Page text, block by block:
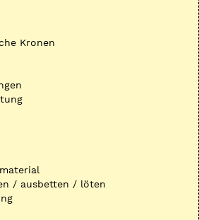
Kronen
/ ausbetten / löten